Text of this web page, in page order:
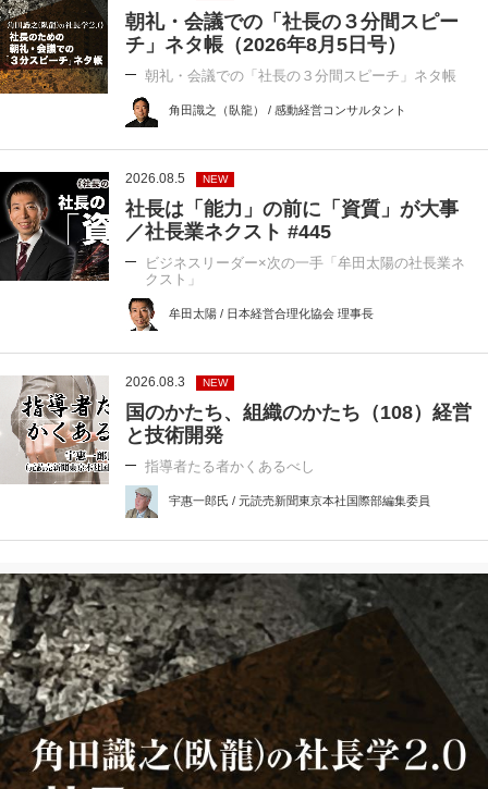
朝礼・会議での「社長の３分間スピー
チ」ネタ帳（2026年8月5日号）
朝礼・会議での「社長の３分間スピーチ」ネタ帳
角田識之（臥龍） / 感動経営コンサルタント
2026.08.5 NEW
社長は「能力」の前に「資質」が大事
／社長業ネクスト #445
ビジネスリーダー×次の一手「牟田太陽の社長業ネ
クスト」
牟田太陽 / 日本経営合理化協会 理事長
2026.08.3 NEW
国のかたち、組織のかたち（108）経営
と技術開発
指導者たる者かくあるべし
宇惠一郎氏 / 元読売新聞東京本社国際部編集委員